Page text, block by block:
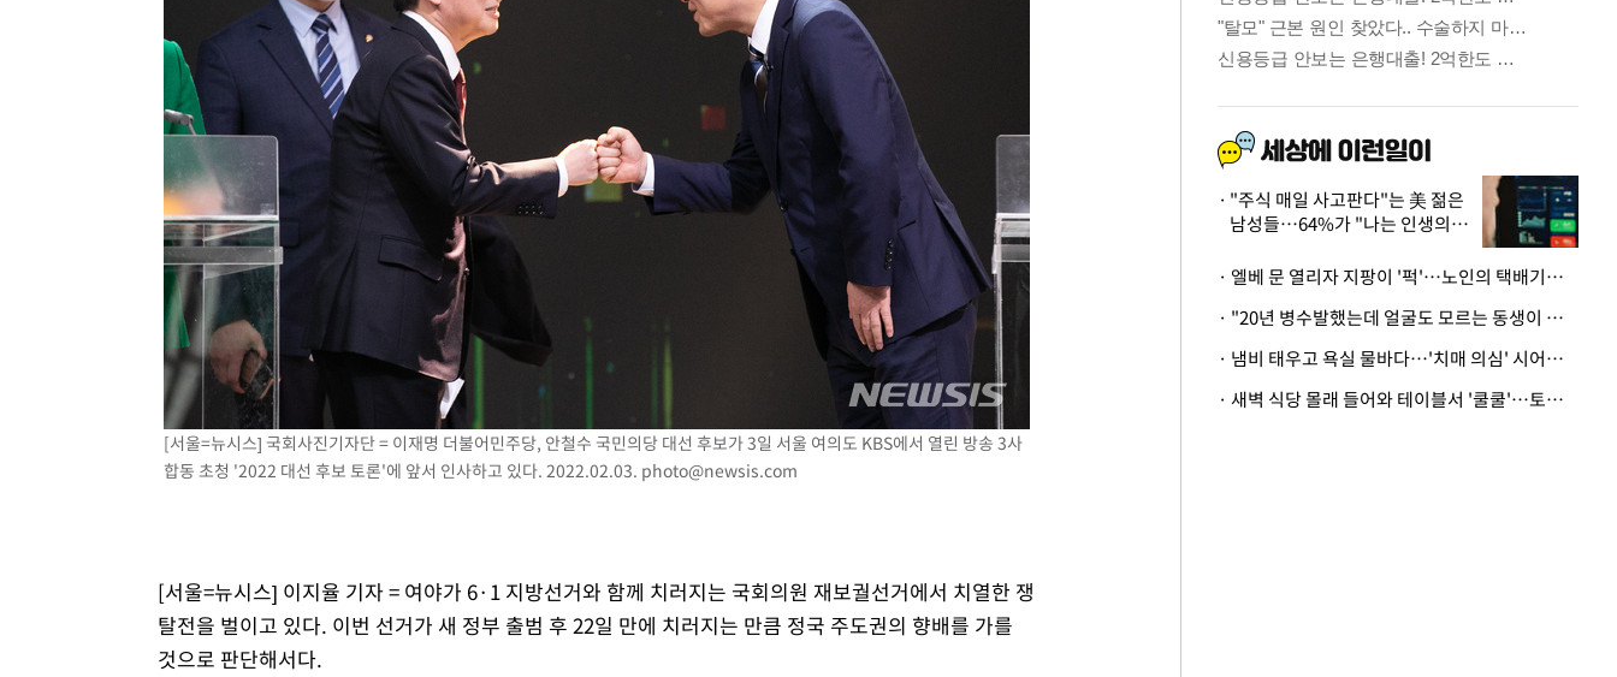
[서울=뉴시스] 국회사진기자단 = 이재명 더불어민주당, 안철수 국민의당 대선 후보가 3일 서울 여의도 KBS에서 열린 방송 3사
합동 초청 '2022 대선 후보 토론'에 앞서 인사하고 있다. 2022.02.03. photo@newsis.com
[서울=뉴시스] 이지율 기자 = 여야가 6·1 지방선거와 함께 치러지는 국회의원 재보궐선거에서 치열한 쟁
탈전을 벌이고 있다. 이번 선거가 새 정부 출범 후 22일 만에 치러지는 만큼 정국 주도권의 향배를 가를
것으로 판단해서다.
"주식 매일 사고판다"는 美 젊은
남성들…64%가 "나는 인생의
· 엘베 문 열리자 지팡이 '퍽'…노인의 택배기사 폭행 이유
· "20년 병수발했는데 얼굴도 모르는 동생이 유산 절반을"…배다른 형제 상속권 있을까
· 냄비 태우고 욕실 물바다…'치매 의심' 시어머니 검사 권유했다가 '날벼락'
· 새벽 식당 몰래 들어와 테이블서 '쿨쿨'…토사물 남기고 사라진 남성